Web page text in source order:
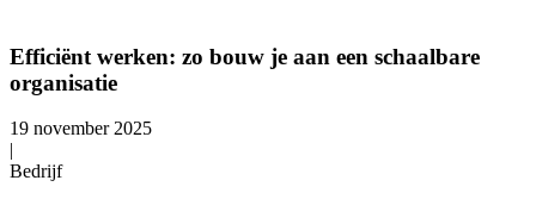
Efficiënt werken: zo bouw je aan een schaalbare
organisatie
19 november 2025
|
Bedrijf